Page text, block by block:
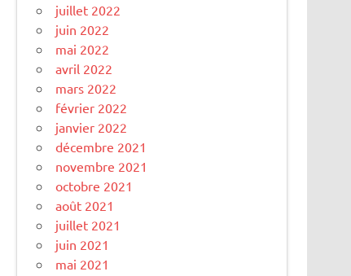
juillet 2022
juin 2022
mai 2022
avril 2022
mars 2022
février 2022
janvier 2022
décembre 2021
novembre 2021
octobre 2021
août 2021
juillet 2021
juin 2021
mai 2021